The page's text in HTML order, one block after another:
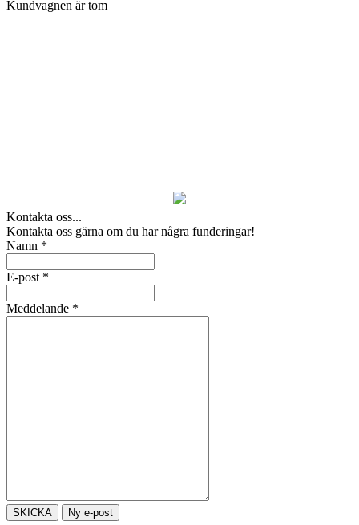
Kundvagnen är tom
Kontakta oss...
Kontakta oss gärna om du har några funderingar!
Namn *
E-post *
Meddelande *